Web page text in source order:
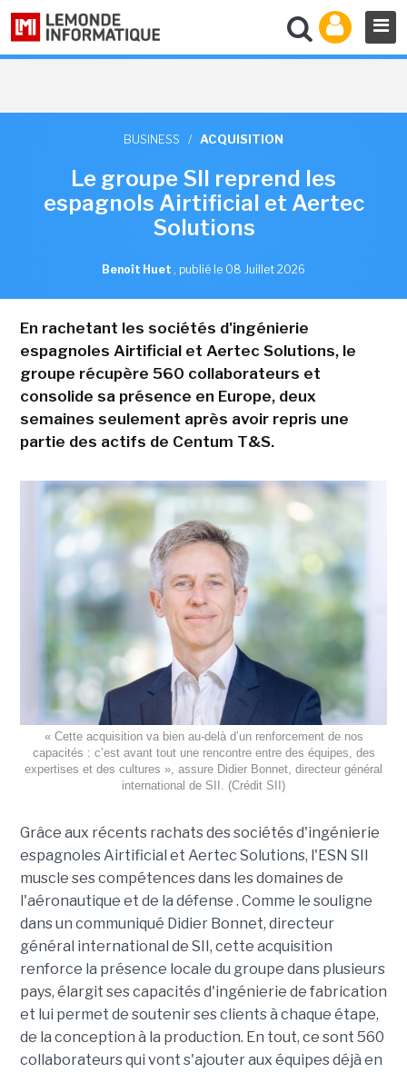
BUSINESS / ACQUISITION
Le groupe SII reprend les
espagnols Airtificial et Aertec
Solutions
Benoît Huet , publié le 08 Juillet 2026
En rachetant les sociétés d'ingénierie
espagnoles Airtificial et Aertec Solutions, le
groupe récupère 560 collaborateurs et
consolide sa présence en Europe, deux
semaines seulement après avoir repris une
partie des actifs de Centum T&S.
« Cette acquisition va bien au-delà d’un renforcement de nos
capacités : c’est avant tout une rencontre entre des équipes, des
expertises et des cultures », assure Didier Bonnet, directeur général
international de SII. (Crédit SII)
Grâce aux récents rachats des sociétés d'ingénierie
espagnoles Airtificial et Aertec Solutions, l'ESN SII
muscle ses compétences dans les domaines de
l'aéronautique et de la défense . Comme le souligne
dans un communiqué Didier Bonnet, directeur
général international de SII, cette acquisition
renforce la présence locale du groupe dans plusieurs
pays, élargit ses capacités d'ingénierie de fabrication
et lui permet de soutenir ses clients à chaque étape,
de la conception à la production. En tout, ce sont 560
collaborateurs qui vont s'ajouter aux équipes déjà en